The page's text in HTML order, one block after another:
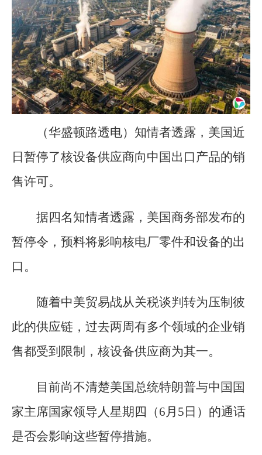
（华盛顿路透电）知情者透露，美国近
日暂停了核设备供应商向中国出口产品的销
售许可。
据四名知情者透露，美国商务部发布的
暂停令，预料将影响核电厂零件和设备的出
口。
随着中美贸易战从关税谈判转为压制彼
此的供应链，过去两周有多个领域的企业销
售都受到限制，核设备供应商为其一。
目前尚不清楚美国总统特朗普与中国国
家主席国家领导人星期四（6月5日）的通话
是否会影响这些暂停措施。